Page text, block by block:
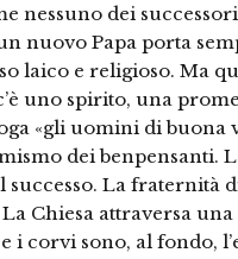
nessuno dei
nuovo Papa porta
laico e religioso. Ma
uno spirito, una
«gli uomini di buona
dei benpensanti.
La fraternità
Chiesa attraversa
i corvi sono, al fondo,